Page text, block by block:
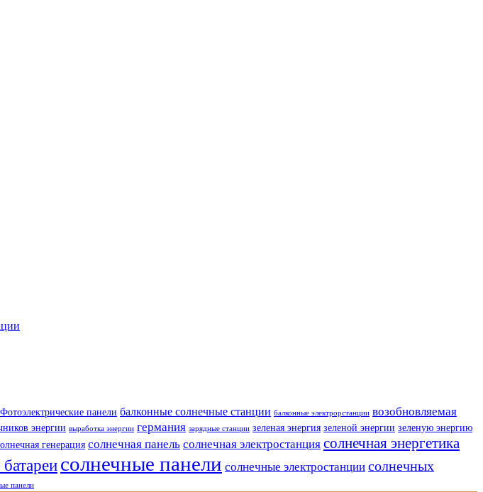
Фотоэлектрические панели балконные солнечные станции балконные электрорстанции возобновляемая
энергии выработка энергии германия зарядные станции зеленая энергия зеленой энергии зеленую энергию
генерация солнечная панель солнечная электростанция солнечная энергетика
солнечные панели солнечные электростанции солнечных
панели